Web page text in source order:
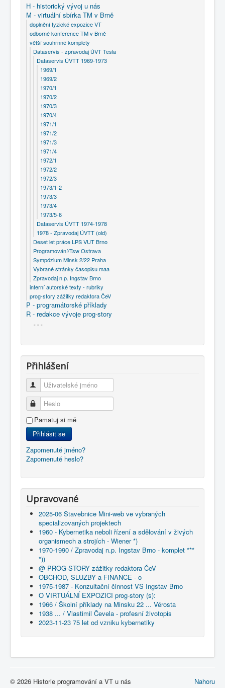
H - historický vývoj u nás
M - virtuální sbírka TM v Brně
doplnění fyzické expozice VT
odborné konference TM v Brně
větší souhrnné komplety
Dataservis - zpravodaj ÚVT Tesla
Dataservis ÚVTT 1969-1973
1969/1
1969/2
1970/1
1970/2
1970/3
1970/4
1971/1
1971/2
1971/3
1971/4
1972/1
1972/2
1972/3
1973/1-2
1973/3
1973/4
1973/5-6
Dataservis ÚVTT 1974-1978
1978 - Zpravodaj ÚVTT (old)
Deset let práce LPS VUT Brno
Programování/Tsw Ostrava
Sympózium Minsk 2/22 Praha
Vybrané stránky časopisu maa
Zpravodaj n.p. Ingstav Brno
interní autorské texty - rubriky
prog-story zážitky redaktora ČeV
P - programátorské příklady
R - redakce vývoje prog-story
- - -
Přihlášení
Uživatelské jméno
Heslo
Pamatuj si mě
Přihlásit se
Zapomenuté jméno?
Zapomenuté heslo?
Upravované
2025-06 Stavebnice Mini-web ve vybraných
specializovaných projektech
1960 - Kybernetika neboli řízení a sdělování v živých
organismech a strojích - Wiener *)
1970-1990 / Zpravodaj n.p. Ingstav Brno - komplet ***
*))
@ PROG-STORY zážitky redaktora ČeV
OBCHOD, SLUŽBY a FINANCE - o
1975-1987 - Konzultační činnost VS Ingstav Brno
O VIRTUÁLNÍ EXPOZICI prog-story (s):
1966 / Školní příklady na Minsku 22 ... Vérosta
1938 ... / Vlastimil Čevela - profesní životopis
2023-11-23 75 let od vzniku kybernetiky
Nahoru
© 2026 Historie programování a VT u nás